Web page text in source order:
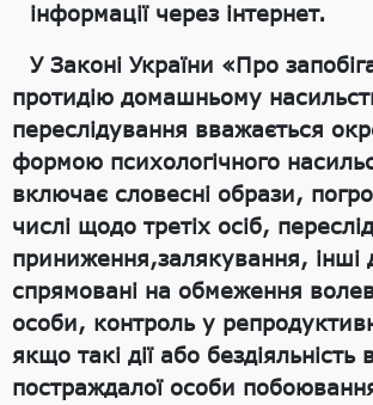
інформації через інтернет.
У Законі України «Про
протидію домашньому
переслідування вважається
формою психологічного
включає словесні образи,
числі щодо третіх осіб,
приниження,залякування, інші
спрямовані на обмеження
особи, контроль у
якщо такі дії або
постраждалої особи